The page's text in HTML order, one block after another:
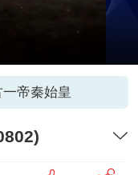
帝秦始皇